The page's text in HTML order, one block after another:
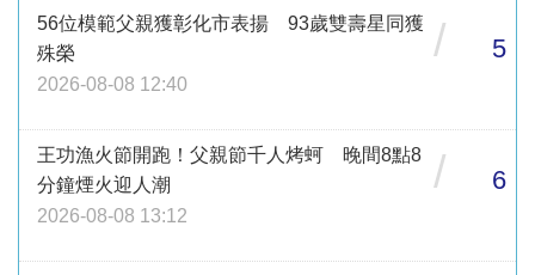
56位模範父親獲彰化市表揚 93歲雙壽星同獲
殊榮
2026-08-08 12:40
/ 5
王功漁火節開跑！父親節千人烤蚵 晚間8點8
分鐘煙火迎人潮
2026-08-08 13:12
/ 6